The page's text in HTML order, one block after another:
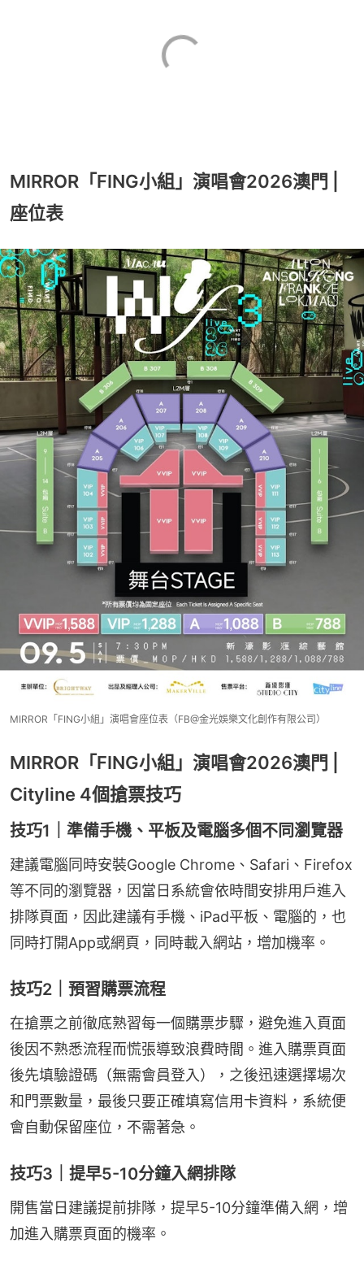
MIRROR「FING小組」演唱會2026澳門 |
座位表
MIRROR「FING小組」演唱會座位表（FB@金光娛樂文化創作有限公司）
MIRROR「FING小組」演唱會2026澳門 |
Cityline 4個搶票技巧
技巧1｜準備手機、平板及電腦多個不同瀏覽器
建議電腦同時安裝Google Chrome、Safari、Firefox
等不同的瀏覽器，因當日系統會依時間安排用戶進入
排隊頁面，因此建議有手機、iPad平板、電腦的，也
同時打開App或網頁，同時載入網站，增加機率。
技巧2｜預習購票流程
在搶票之前徹底熟習每一個購票步驟，避免進入頁面
後因不熟悉流程而慌張導致浪費時間。進入購票頁面
後先填驗證碼（無需會員登入），之後迅速選擇場次
和門票數量，最後只要正確填寫信用卡資料，系統便
會自動保留座位，不需著急。
技巧3｜提早5-10分鐘入網排隊
開售當日建議提前排隊，提早5-10分鐘準備入網，增
加進入購票頁面的機率。